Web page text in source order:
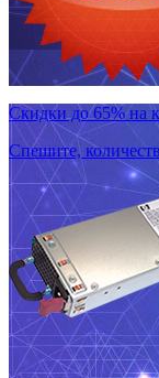
Скидки до 65% на
Спешите,